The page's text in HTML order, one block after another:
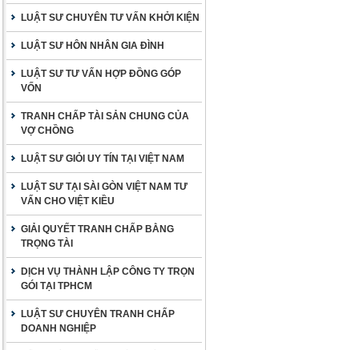
LUẬT SƯ CHUYÊN TƯ VẤN KHỞI KIỆN
LUẬT SƯ HÔN NHÂN GIA ĐÌNH
LUẬT SƯ TƯ VẤN HỢP ĐỒNG GÓP
VỐN
TRANH CHẤP TÀI SẢN CHUNG CỦA
VỢ CHỒNG
LUẬT SƯ GIỎI UY TÍN TẠI VIỆT NAM
LUẬT SƯ TẠI SÀI GÒN VIỆT NAM TƯ
VẤN CHO VIỆT KIỀU
GIẢI QUYẾT TRANH CHẤP BẰNG
TRỌNG TÀI
DỊCH VỤ THÀNH LẬP CÔNG TY TRỌN
GÓI TẠI TPHCM
LUẬT SƯ CHUYÊN TRANH CHẤP
DOANH NGHIỆP